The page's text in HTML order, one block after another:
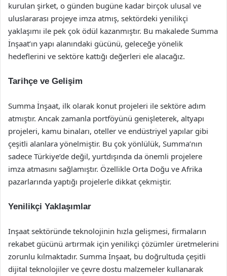
kurulan şirket, o günden bugüne kadar birçok ulusal ve
uluslararası projeye imza atmış, sektördeki yenilikçi
yaklaşımı ile pek çok ödül kazanmıştır. Bu makalede Summa
İnşaat’ın yapı alanındaki gücünü, geleceğe yönelik
hedeflerini ve sektöre kattığı değerleri ele alacağız.
Tarihçe ve Gelişim
Summa İnşaat, ilk olarak konut projeleri ile sektöre adım
atmıştır. Ancak zamanla portföyünü genişleterek, altyapı
projeleri, kamu binaları, oteller ve endüstriyel yapılar gibi
çeşitli alanlara yönelmiştir. Bu çok yönlülük, Summa’nın
sadece Türkiye’de değil, yurtdışında da önemli projelere
imza atmasını sağlamıştır. Özellikle Orta Doğu ve Afrika
pazarlarında yaptığı projelerle dikkat çekmiştir.
Yenilikçi Yaklaşımlar
Inşaat sektöründe teknolojinin hızla gelişmesi, firmaların
rekabet gücünü artırmak için yenilikçi çözümler üretmelerini
zorunlu kılmaktadır. Summa İnşaat, bu doğrultuda çeşitli
dijital teknolojiler ve çevre dostu malzemeler kullanarak